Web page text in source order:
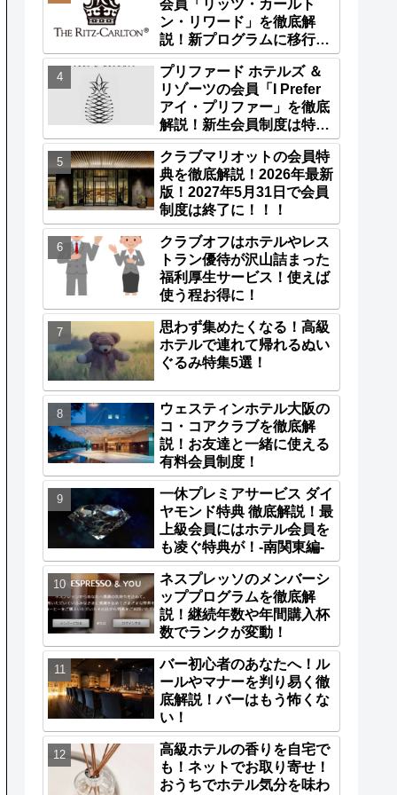
会員「リッツ・カールト
ン・リワード」を徹底解
説！新プログラムに移行済
み！
プリファード ホテルズ ＆
リゾーツの会員「I Prefer
アイ・プリファー」を徹底
解説！新生会員制度は特典
が更に充実！
クラブマリオットの会員特
典を徹底解説！2026年最新
版！2027年5月31日で会員
制度は終了に！！！
クラブオフはホテルやレス
トラン優待が沢山詰まった
福利厚生サービス！使えば
使う程お得に！
思わず集めたくなる！高級
ホテルで連れて帰れるぬい
ぐるみ特集5選！
ウェスティンホテル大阪の
コ・コアクラブを徹底解
説！お友達と一緒に使える
有料会員制度！
一休プレミアサービス ダイ
ヤモンド特典 徹底解説！最
上級会員にはホテル会員を
も凌ぐ特典が！-南関東編-
ネスプレッソのメンバーシ
ッププログラムを徹底解
説！継続年数や年間購入杯
数でランクが変動！
バー初心者のあなたへ！ル
ールやマナーを判り易く徹
底解説！バーはもう怖くな
い！
高級ホテルの香りを自宅で
も！ネットでお取り寄せ！
おうちでホテル気分を味わ